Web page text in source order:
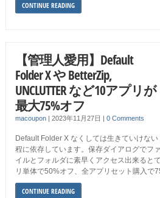
CONTINUE READING
【管理人愛用】Default
Folder X や BetterZip,
UNCLUTTER など10アプリが
最大75%オフ
macoupon| 2023年11月27日 | 0 Comments
Default Folder X なくしては生きていけない
程に依存しています。保存ダイアログでファ
イルとフォルダに素早くアクセス出来ると
リ単体で50%オフ、全アプリセット購入で
CONTINUE READING